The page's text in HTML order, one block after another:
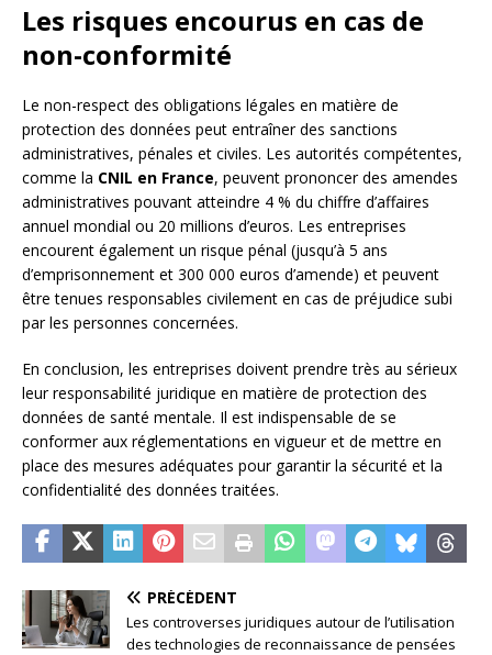
Les risques encourus en cas de
non-conformité
Le non-respect des obligations légales en matière de
protection des données peut entraîner des sanctions
administratives, pénales et civiles. Les autorités compétentes,
comme la CNIL en France, peuvent prononcer des amendes
administratives pouvant atteindre 4 % du chiffre d’affaires
annuel mondial ou 20 millions d’euros. Les entreprises
encourent également un risque pénal (jusqu’à 5 ans
d’emprisonnement et 300 000 euros d’amende) et peuvent
être tenues responsables civilement en cas de préjudice subi
par les personnes concernées.
En conclusion, les entreprises doivent prendre très au sérieux
leur responsabilité juridique en matière de protection des
données de santé mentale. Il est indispensable de se
conformer aux réglementations en vigueur et de mettre en
place des mesures adéquates pour garantir la sécurité et la
confidentialité des données traitées.
PRÉCÉDENT
Les controverses juridiques autour de l’utilisation
des technologies de reconnaissance de pensées